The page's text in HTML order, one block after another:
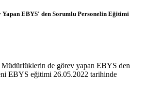
EBYS' den Sorumlu Personelin Eğitimi
Müdürlüklerin de görev yapan EBYS den
EBYS eğitimi 26.05.2022 tarihinde